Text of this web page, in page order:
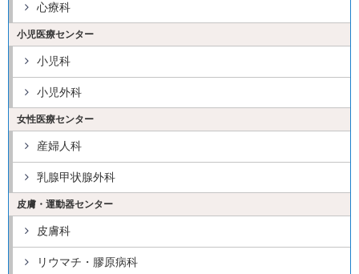
心療科
小児医療センター
小児科
小児外科
女性医療センター
産婦人科
乳腺甲状腺外科
皮膚・運動器センター
皮膚科
リウマチ・膠原病科